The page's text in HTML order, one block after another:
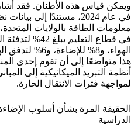
معلومات الطاقة بالولايات
الهواء، و8%
هذا متواضعًا إلى أن تقوم إحدى
أنظمة التبريد الميكانيكية إلى
لمواجهة فترات الانتقال الحارة.
الحقيقة المرة بشأن أسلوب
الدراسية